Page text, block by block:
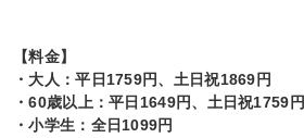
【料金】
・大人：平日1759円、土日祝1869円
・60歳以上：平日1649円、土日祝1759円
・小学生：全日1099円